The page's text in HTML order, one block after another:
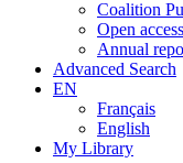
Coalition
Open access
Annual
Advanced Search
EN
Français
English
My Library